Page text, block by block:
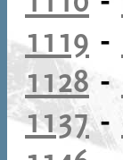
1119 -
1128-
1137-